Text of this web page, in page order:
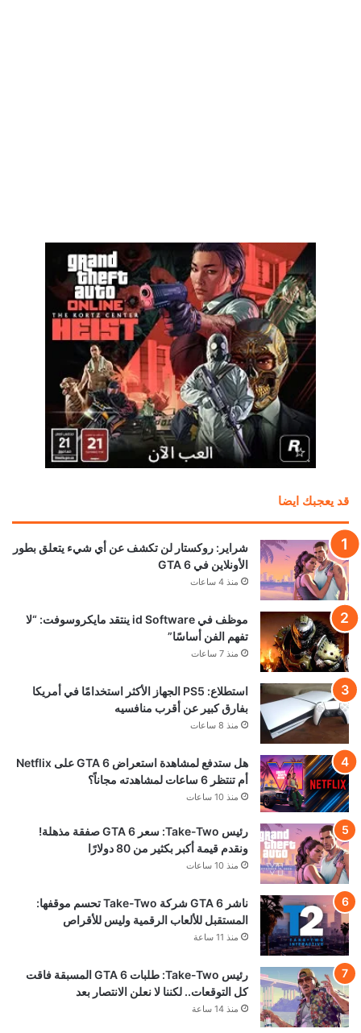
قد يعجبك ايضا
شراير: روكستار لن تكشف عن أي شيء يتعلق بطور
الأونلاين في GTA 6
منذ 4 ساعات
موظف في id Software ينتقد مايكروسوفت: “لا
تفهم الفن أساسًا”
منذ 7 ساعات
استطلاع: PS5 الجهاز الأكثر استخدامًا في أمريكا
بفارق كبير عن أقرب منافسيه
منذ 8 ساعات
هل ستدفع لمشاهدة استعراض GTA 6 على Netflix
أم تنتظر 6 ساعات لمشاهدته مجاناً؟
منذ 10 ساعات
رئيس Take-Two: سعر GTA 6 صفقة مذهلة!
ونقدم قيمة أكبر بكثير من 80 دولارًا
منذ 10 ساعات
ناشر GTA 6 شركة Take-Two تحسم موقفها:
المستقبل للألعاب الرقمية وليس للأقراص
منذ 11 ساعة
رئيس Take-Two: طلبات GTA 6 المسبقة فاقت
كل التوقعات.. لكننا لا نعلن الانتصار بعد
منذ 14 ساعة